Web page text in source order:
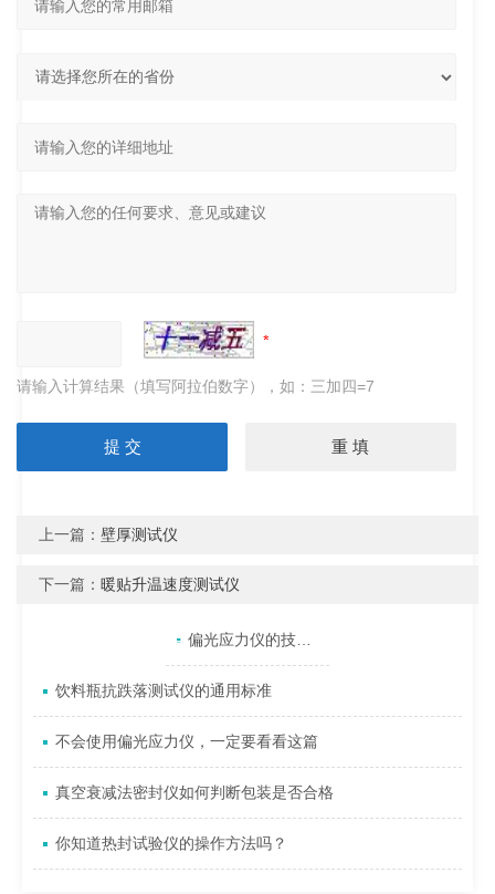
请输入计算结果（填写阿拉伯数字），如：三加四=7
上一篇：壁厚测试仪
下一篇：暖贴升温速度测试仪
相关文章 偏光应力仪的技术特征及工作原理
饮料瓶抗跌落测试仪的通用标准
不会使用偏光应力仪，一定要看看这篇
真空衰减法密封仪如何判断包装是否合格
你知道热封试验仪的操作方法吗？